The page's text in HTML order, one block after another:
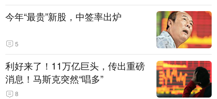
今年“最贵”新股，中签率出炉
5
利好来了！11万亿巨头，传出重磅
消息！马斯克突然“唱多”
8